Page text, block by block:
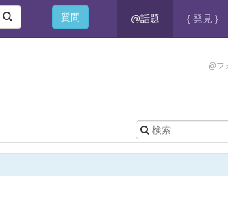
質問 @話題 { 発見 }
@フ